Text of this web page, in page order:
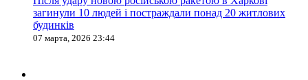
загинули 10 людей і постраждали понад 20 житлових
будинків
07 марта, 2026 23:44